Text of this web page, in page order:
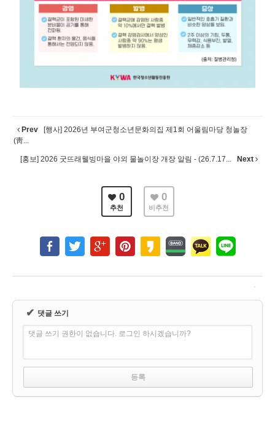
Prev
[행사] 2026년 부여군청소년문화의집 제1회 어울림마당 청놀장
(靑...
[홍보] 2026 굿뜨래웰빙마을 야외 물놀이장 개장 알림 - (26.7.17... Next
0
추천
0
비추천
✔ 댓글 쓰기
댓글 쓰기 권한이 없습니다. 로그인 하시겠습니까?